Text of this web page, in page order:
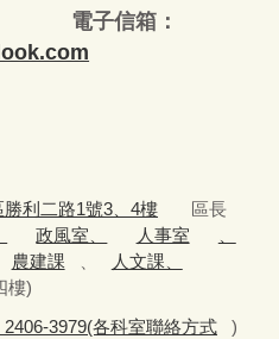
箱：
利二路1號3、4樓
區長
政風室、 人事室
農建課
人文課、
樓)
2406-3979(各科室聯絡方式 )